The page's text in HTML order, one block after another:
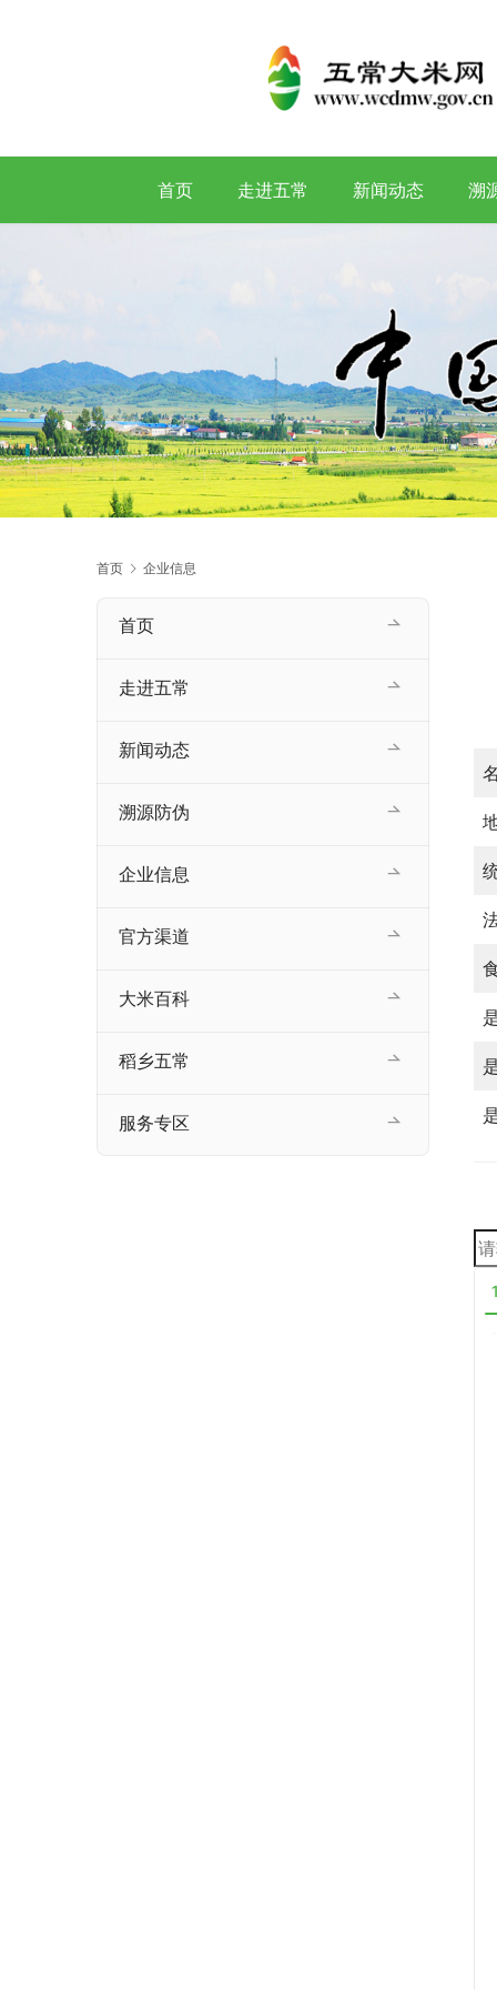
首页 走进五常 新闻动态 溯
首页 企业信息
搜
首页
走进五常
新闻动态
溯源防伪
企业信息
官方渠道
大米百科
稻乡五常
服务专区